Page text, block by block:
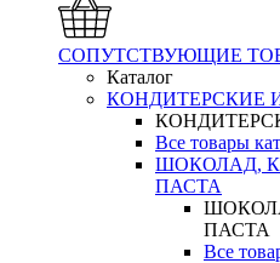
СОПУТСТВУЮЩИЕ
Каталог
КОНДИТЕРСКИЕ
Все товары
ШОКОЛАД,
ПАСТА
ПАСТА
Все